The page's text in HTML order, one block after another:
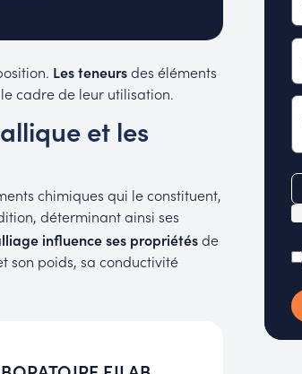
Les teneursdes éléments
cadre de leur utilisation.
et les
chimiques qui le constituent,
déterminant ainsi ses
influence ses propriétésde
son poids, sa conductivité